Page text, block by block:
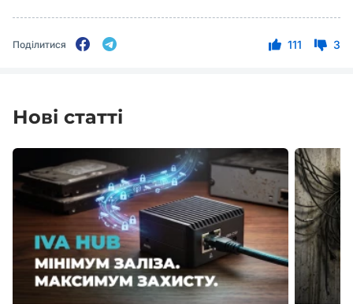
Поділитися 111 3
Нові статті